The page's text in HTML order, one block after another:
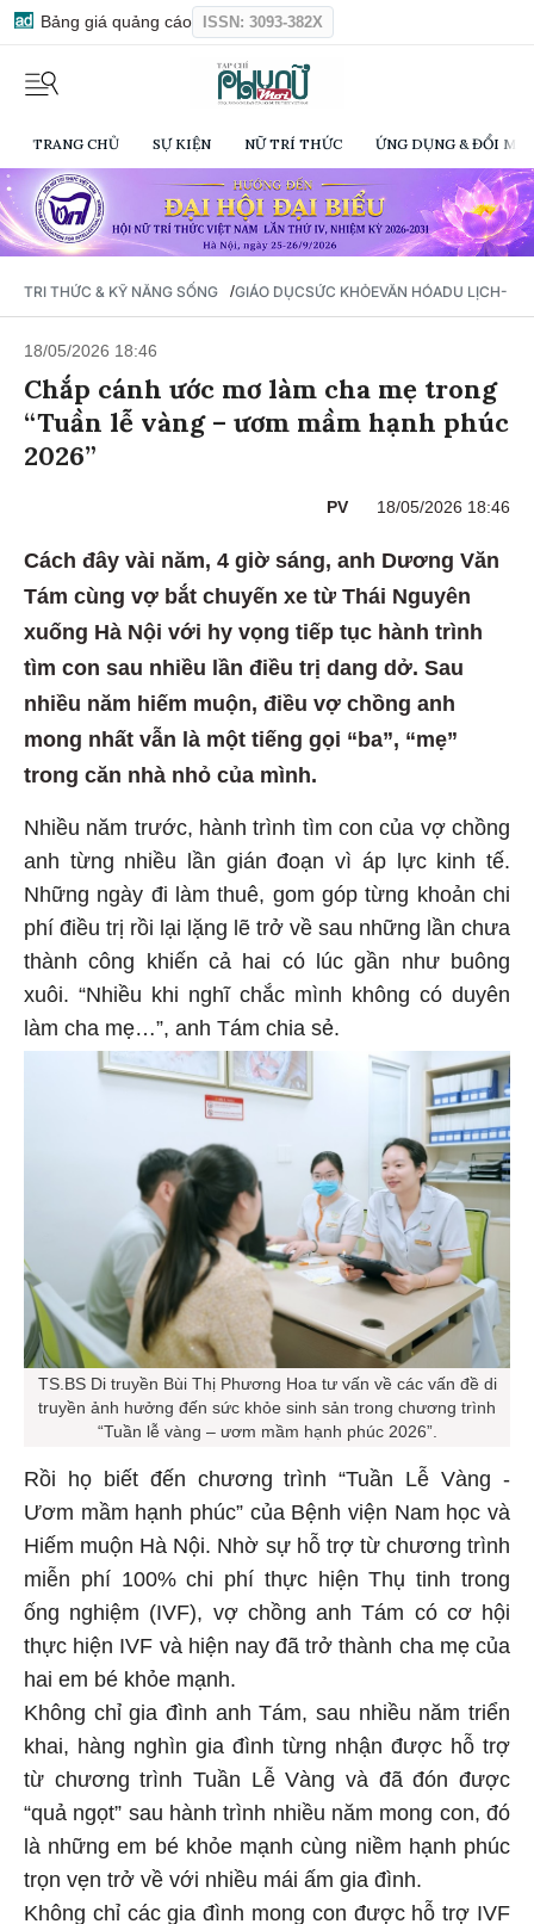
Bảng giá quảng cáo ISSN: 3093-382X
TRANG CHỦ SỰ KIỆN NỮ TRÍ THỨC ỨNG DỤNG & ĐỔI
TRI THỨC & KỸ NĂNG SỐNG /GIÁO DỤCSỨC KHỎEVĂN HÓADU LỊCH-
18/05/2026 18:46
Chắp cánh ước mơ làm cha mẹ trong
“Tuần lễ vàng – ươm mầm hạnh phúc
2026”
PV 18/05/2026 18:46
Cách đây vài năm, 4 giờ sáng, anh Dương Văn
Tám cùng vợ bắt chuyến xe từ Thái Nguyên
xuống Hà Nội với hy vọng tiếp tục hành trình
tìm con sau nhiều lần điều trị dang dở. Sau
nhiều năm hiếm muộn, điều vợ chồng anh
mong nhất vẫn là một tiếng gọi “ba”, “mẹ”
trong căn nhà nhỏ của mình.
Nhiều năm trước, hành trình tìm con của vợ chồng
anh từng nhiều lần gián đoạn vì áp lực kinh tế.
Những ngày đi làm thuê, gom góp từng khoản chi
phí điều trị rồi lại lặng lẽ trở về sau những lần chưa
thành công khiến cả hai có lúc gần như buông
xuôi. “Nhiều khi nghĩ chắc mình không có duyên
làm cha mẹ…”, anh Tám chia sẻ.
TS.BS Di truyền Bùi Thị Phương Hoa tư vấn về các vấn đề di
truyền ảnh hưởng đến sức khỏe sinh sản trong chương trình
“Tuần lễ vàng – ươm mầm hạnh phúc 2026”.
Rồi họ biết đến chương trình “Tuần Lễ Vàng -
Ươm mầm hạnh phúc” của Bệnh viện Nam học và
Hiếm muộn Hà Nội. Nhờ sự hỗ trợ từ chương trình
miễn phí 100% chi phí thực hiện Thụ tinh trong
ống nghiệm (IVF), vợ chồng anh Tám có cơ hội
thực hiện IVF và hiện nay đã trở thành cha mẹ của
hai em bé khỏe mạnh.
Không chỉ gia đình anh Tám, sau nhiều năm triển
khai, hàng nghìn gia đình từng nhận được hỗ trợ
từ chương trình Tuần Lễ Vàng và đã đón được
“quả ngọt” sau hành trình nhiều năm mong con, đó
là những em bé khỏe mạnh cùng niềm hạnh phúc
trọn vẹn trở về với nhiều mái ấm gia đình.
Không chỉ các gia đình mong con được hỗ trợ IVF